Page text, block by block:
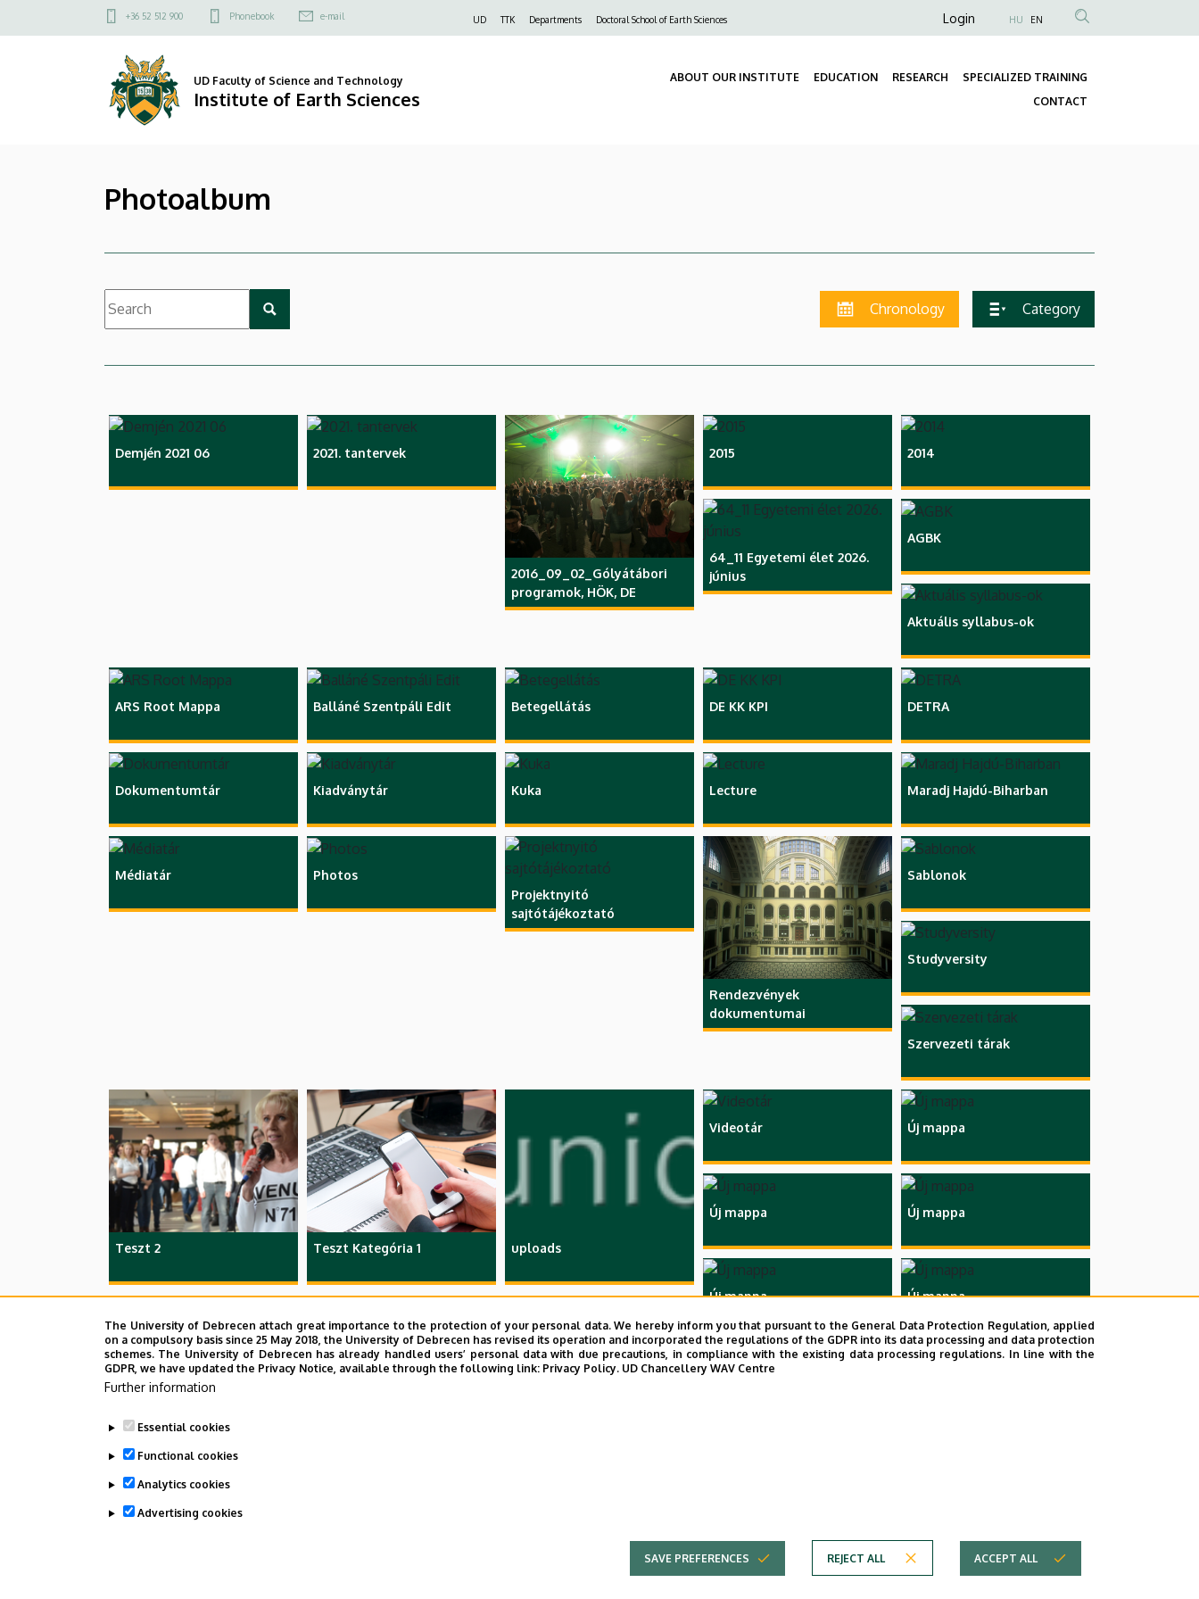
to
Felső
menü
+36 52 512 900 Phonebook e-mail
Felső
UD TTK Departments Doctoral School of Earth Sciences
Anonim
fiók
Login HU EN
UD Faculty of Science and Technology
Institute of Earth Sciences
ABOUT OUR INSTITUTE EDUCATION RESEARCH
SPECIALIZED TRAINING
CONTACT
Photoalbum
Chronology Category
Demjén 2021 06 2021. tantervek
2016_09_02_Gólyátábori
programok, HÖK, DE
2015 2014
64_11 Egyetemi élet 2026.
június
AGBK
Aktuális syllabus-ok
ARS Root Mappa Balláné Szentpáli Edit Betegellátás DE KK KPI DETRA
Dokumentumtár Kiadványtár Kuka Lecture Maradj Hajdú-Biharban
Médiatár
Photos
Projektnyitó
sajtótájékoztató
Rendezvények
dokumentumai
Sablonok
Studyversity
Szervezeti tárak
Teszt 2 Teszt Kategória 1 uploads
Videotár Új mappa
Új mappa Új mappa
Új mappa Új mappa
The University of Debrecen attach great importance to the protection of your personal data. We hereby inform you that pursuant to the General Data Protection Regulation, applied
on a compulsory basis since 25 May 2018, the University of Debrecen has revised its operation and incorporated the regulations of the GDPR into its data processing and data protection
schemes. The University of Debrecen has already handled users’ personal data with due precautions, in compliance with the existing data processing regulations. In line with the
GDPR, we have updated the Privacy Notice, available through the following link: Privacy Policy. UD Chancellery WAV Centre
Further information
Essential cookies
Functional cookies
Analytics cookies
Advertising cookies
SAVE PREFERENCES REJECT ALL ACCEPT ALL